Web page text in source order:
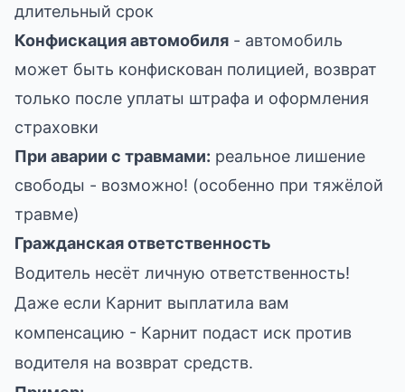
длительный срок
Конфискация автомобиля - автомобиль
может быть конфискован полицией, возврат
только после уплаты штрафа и оформления
страховки
При аварии с травмами: реальное лишение
свободы - возможно! (особенно при тяжёлой
травме)
Гражданская ответственность
Водитель несёт личную ответственность!
Даже если Карнит выплатила вам
компенсацию - Карнит подаст иск против
водителя на возврат средств.